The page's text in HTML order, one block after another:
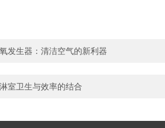
发生器：清洁空气的新利器
室卫生与效率的结合